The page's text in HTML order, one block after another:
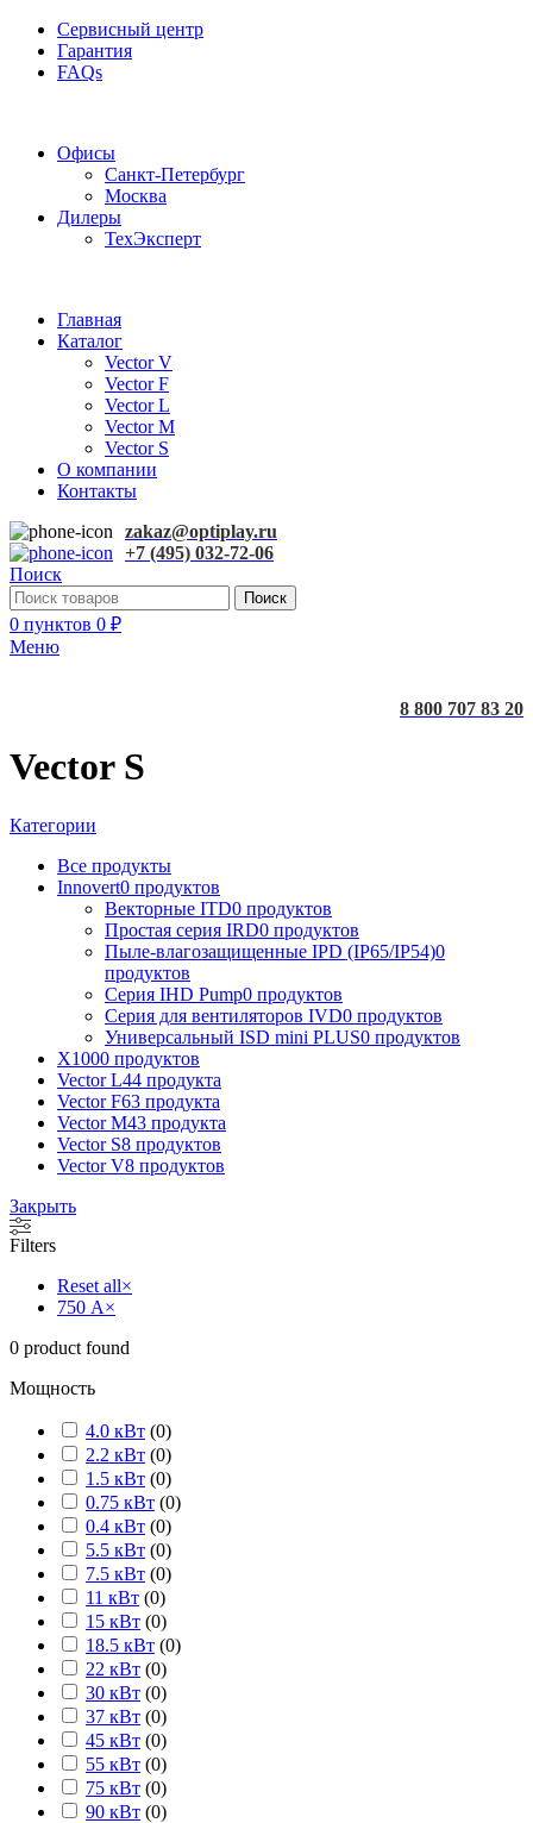
Сервисный центр
Гарантия
FAQs
Офисы
Санкт-Петербург
Москва
Дилеры
ТехЭксперт
Главная
Каталог
Vector V
Vector F
Vector L
Vector M
Vector S
О компании
Контакты
zakaz@optiplay.ru
+7 (495) 032-72-06
Поиск
Поиск
0 пунктов 0 ₽
Меню
8 800 707 83 20
Vector S
Категории
Все продукты
Innovert0 продуктов
Векторные ITD0 продуктов
Простая серия IRD0 продуктов
Пыле-влагозащищенные IPD (IP65/IP54)0
продуктов
Серия IHD Pump0 продуктов
Серия для вентиляторов IVD0 продуктов
Универсальный ISD mini PLUS0 продуктов
X1000 продуктов
Vector L44 продукта
Vector F63 продукта
Vector M43 продукта
Vector S8 продуктов
Vector V8 продуктов
Закрыть
Filters
Reset all×
750 А×
0 product found
Мощность
4.0 кВт (0)
2.2 кВт (0)
1.5 кВт (0)
0.75 кВт (0)
0.4 кВт (0)
5.5 кВт (0)
7.5 кВт (0)
11 кВт (0)
15 кВт (0)
18.5 кВт (0)
22 кВт (0)
30 кВт (0)
37 кВт (0)
45 кВт (0)
55 кВт (0)
75 кВт (0)
90 кВт (0)